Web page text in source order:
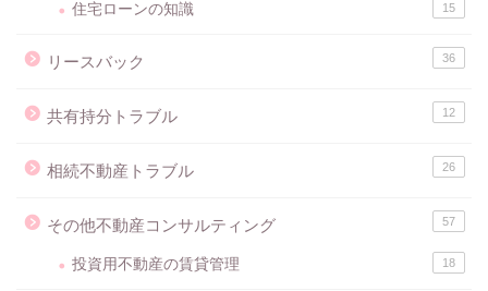
住宅ローンの知識 15
リースバック 36
共有持分トラブル 12
相続不動産トラブル 26
その他不動産コンサルティング 57
投資用不動産の賃貸管理 18